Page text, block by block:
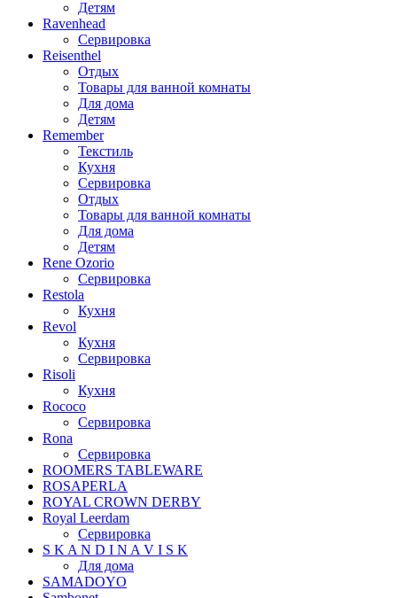
Детям
Ravenhead
Сервировка
Reisenthel
Отдых
Товары для ванной комнаты
Для дома
Детям
Remember
Текстиль
Кухня
Сервировка
Отдых
Товары для ванной комнаты
Для дома
Детям
Rene Ozorio
Сервировка
Restola
Кухня
Revol
Кухня
Сервировка
Risoli
Кухня
Rococo
Сервировка
Rona
Сервировка
ROOMERS TABLEWARE
ROSAPERLA
ROYAL CROWN DERBY
Royal Leerdam
Сервировка
S K A N D I N A V I S K
Для дома
SAMADOYO